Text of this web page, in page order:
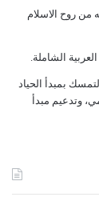
ﻣﻦ ﺭﻭﺡ ﺍﻻﺳﻼﻡ
ﺍﻟﺸﺎﻣﻠﺔ.
ﺑﻤﺒﺪﺃ ﺍﻟﺤﻴﺎﺩ
ﻭﺗﺪﻋﻴﻢ ﻣﺒﺪﺃ